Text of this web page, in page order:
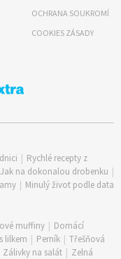
OCHRANA SOUKROMÍ
COOKIES ZÁSADY
| Rychlé recepty z
Jak na dokonalou drobenku |
| Minulý život podle data
muffiny | Domácí
lilkem | Perník | Třešňová
Zálivky na salát | Zelná